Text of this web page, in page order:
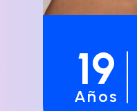
19
Años